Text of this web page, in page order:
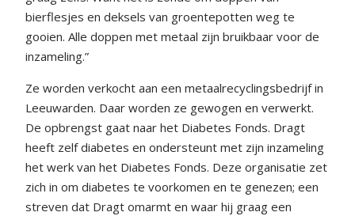
bierflesjes en deksels van groentepotten weg te
gooien. Alle doppen met metaal zijn bruikbaar voor de
inzameling.”
Ze worden verkocht aan een metaalrecyclingsbedrijf in
Leeuwarden. Daar worden ze gewogen en verwerkt.
De opbrengst gaat naar het Diabetes Fonds. Dragt
heeft zelf diabetes en ondersteunt met zijn inzameling
het werk van het Diabetes Fonds. Deze organisatie zet
zich in om diabetes te voorkomen en te genezen; een
streven dat Dragt omarmt en waar hij graag een